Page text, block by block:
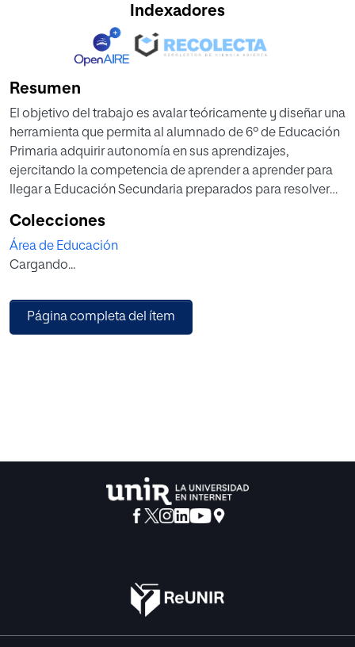
Indexadores
Resumen
El objetivo del trabajo es avalar teóricamente y diseñar una
herramienta que permita al alumnado de 6º de Educación
Primaria adquirir autonomía en sus aprendizajes,
ejercitando la competencia de aprender a aprender para
llegar a Educación Secundaria preparados para resolver
Se procede a la revisión teórica sobre aspectos
implicados en metacognición, presencia en la normativa y
en la práctica educativa, y sobre la funcionalidad de la
segundo lugar, al diseño de la herramienta y su aplicación,
(fichas tutoriales y rúbricas para analizar
adaptaciones que se consideren oportunas, puesto que la
propuesta no se ha aplicado.
Colecciones
Área de Educación
Cargando...
Página completa del ítem